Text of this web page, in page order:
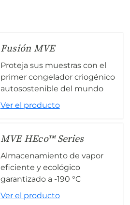
Fusión MVE
Proteja sus muestras con el
primer congelador criogénico
autosostenible del mundo
Ver el producto
MVE HEco™ Series
Almacenamiento de vapor
eficiente y ecológico
garantizado a -190 °C
Ver el producto